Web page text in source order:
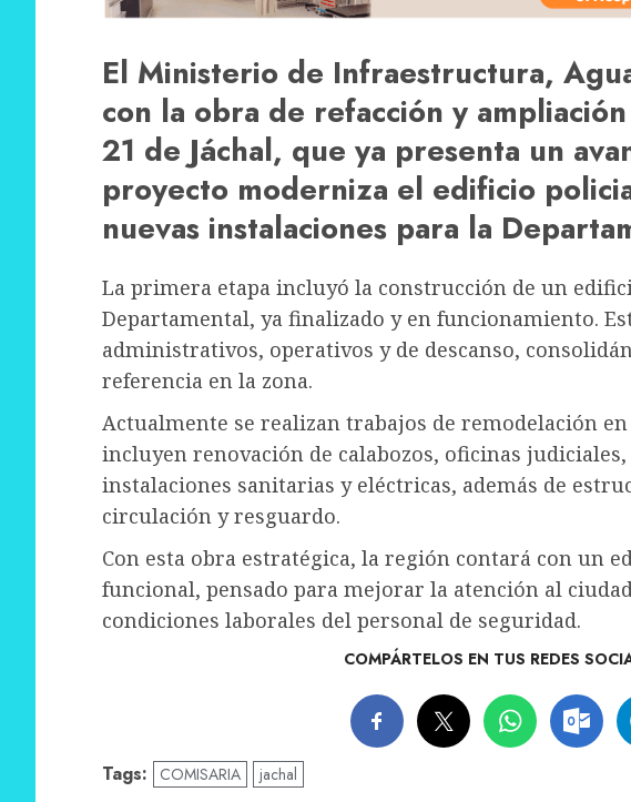
El Ministerio de Infraestructura,
con la obra de refacción y
21 de Jáchal, que ya presenta un
proyecto moderniza el edificio
nuevas instalaciones para la
La primera etapa incluyó la construcción de un
Departamental, ya finalizado y en funcionamiento.
administrativos, operativos y de descanso,
referencia en la zona.
Actualmente se realizan trabajos de remodelación en
incluyen renovación de calabozos, oficinas judiciales,
instalaciones sanitarias y eléctricas, además de
circulación y resguardo.
Con esta obra estratégica, la región contará con un
funcional, pensado para mejorar la atención al
condiciones laborales del personal de seguridad.
COMPÁRTELOS EN TUS REDES
Tags: COMISARIA jachal